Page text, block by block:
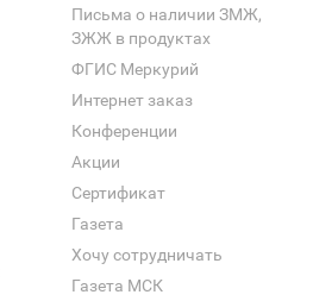
Письма о наличии ЗМЖ,
ЗЖЖ в продуктах
ФГИС Меркурий
Интернет заказ
Конференции
Акции
Сертификат
Газета
Хочу сотрудничать
Газета МСК